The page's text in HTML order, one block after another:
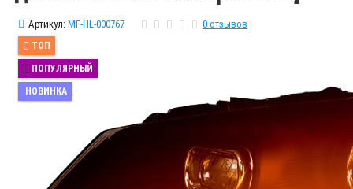
Артикул: MF-HL-000767 0 отзывов
ТОП
ПОПУЛЯРНЫЙ
НОВИНКА